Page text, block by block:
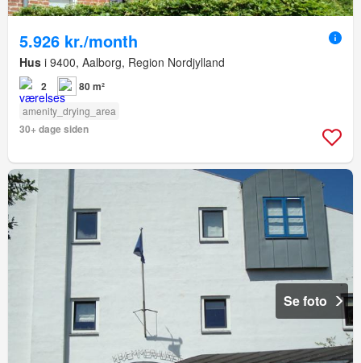
5.926 kr./month
Hus i 9400, Aalborg, Region Nordjylland
2 80 m²
amenity_drying_area
30+ dage siden
Se foto